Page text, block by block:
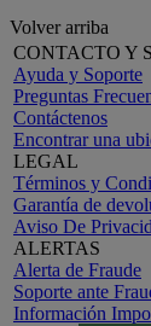
Volver arriba
CONTACTO Y
Ayuda y Soporte
Preguntas
Contáctenos
Encontrar una
LEGAL
Términos y
Garantía de
Aviso De
ALERTAS
Alerta de Fraude
Soporte ante
Información